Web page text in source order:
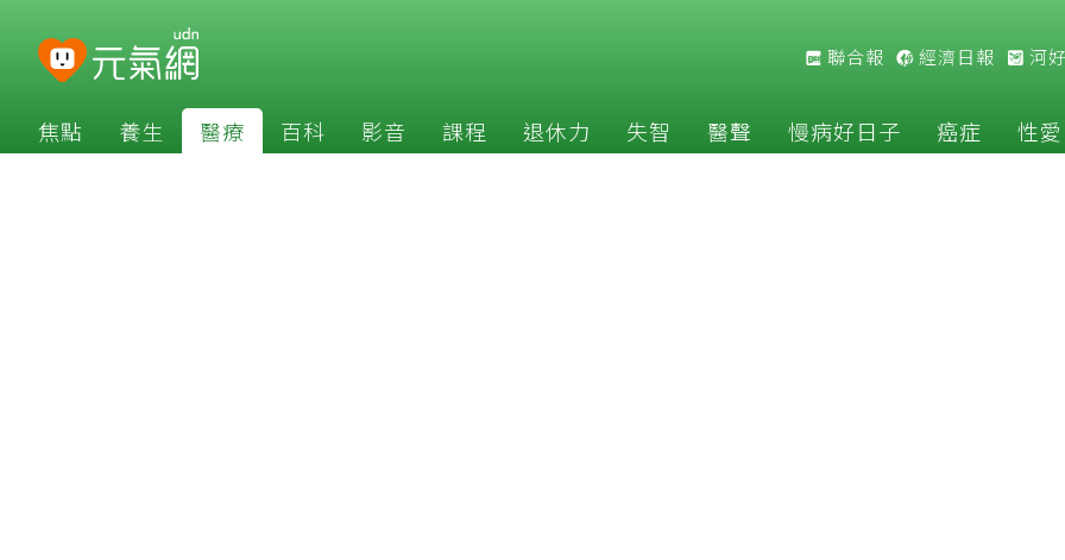
聯合報 經濟日報 河
焦點 養生 醫療 百科 影音 課程 退休力 失智 醫聲 慢病好日子 癌症 性愛